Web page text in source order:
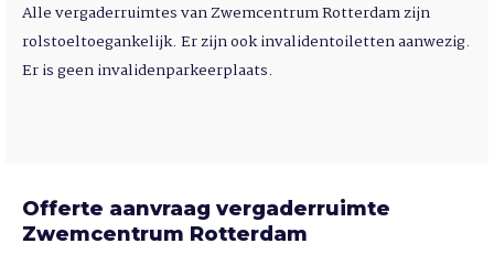
Alle vergaderruimtes van Zwemcentrum Rotterdam zijn
rolstoeltoegankelijk. Er zijn ook invalidentoiletten aanwezig.
Er is geen invalidenparkeerplaats.
Offerte aanvraag vergaderruimte
Zwemcentrum Rotterdam